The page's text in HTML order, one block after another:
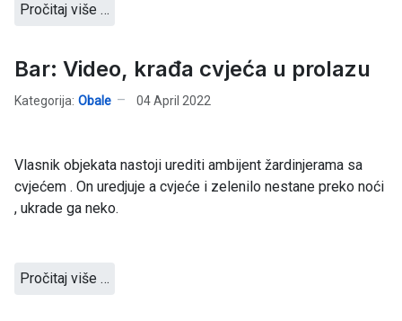
Pročitaj više …
Bar: Video, krađa cvjeća u prolazu
Kategorija: Obale 04 April 2022
Vlasnik objekata nastoji urediti ambijent žardinjerama sa
cvjećem . On uredjuje a cvjeće i zelenilo nestane preko noći
, ukrade ga neko.
Pročitaj više …